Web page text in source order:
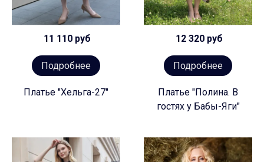
11 110 руб
Подробнее
Платье "Хельга-27"
12 320 руб
Подробнее
Платье "Полина. В
гостях у Бабы-Яги"